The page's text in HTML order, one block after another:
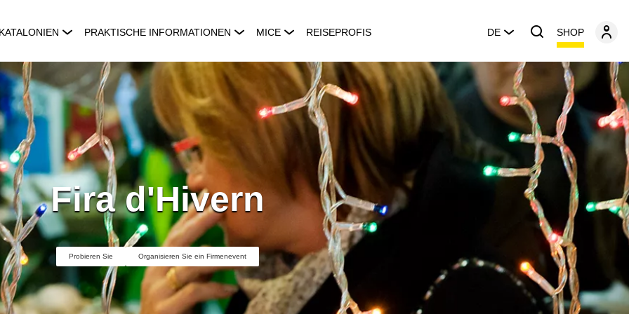
PRAKTISCHE INFORMATIONEN MICE REISEPROFIS DE SHOP
Fira d'Hivern
Probieren Sie Organisieren Sie ein Firmenevent